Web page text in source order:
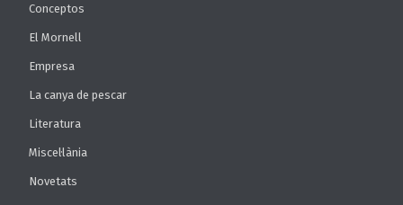
Conceptos
El Mornell
Empresa
La canya de pescar
Literatura
Miscel·lània
Novetats